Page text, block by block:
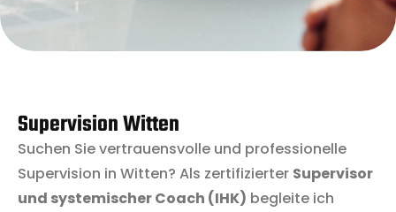
Supervision Witten
Suchen Sie vertrauensvolle und professionelle
Supervision in Witten? Als zertifizierter Supervisor
und systemischer Coach (IHK) begleite ich